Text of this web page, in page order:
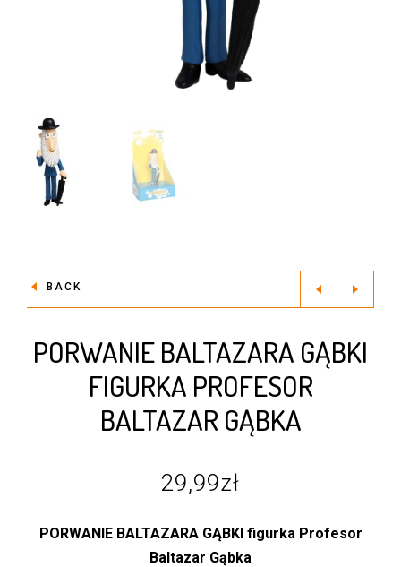
BACK
PORWANIE BALTAZARA GĄBKI
FIGURKA PROFESOR
BALTAZAR GĄBKA
29,99zł
PORWANIE BALTAZARA GĄBKI figurka Profesor
Baltazar Gąbka